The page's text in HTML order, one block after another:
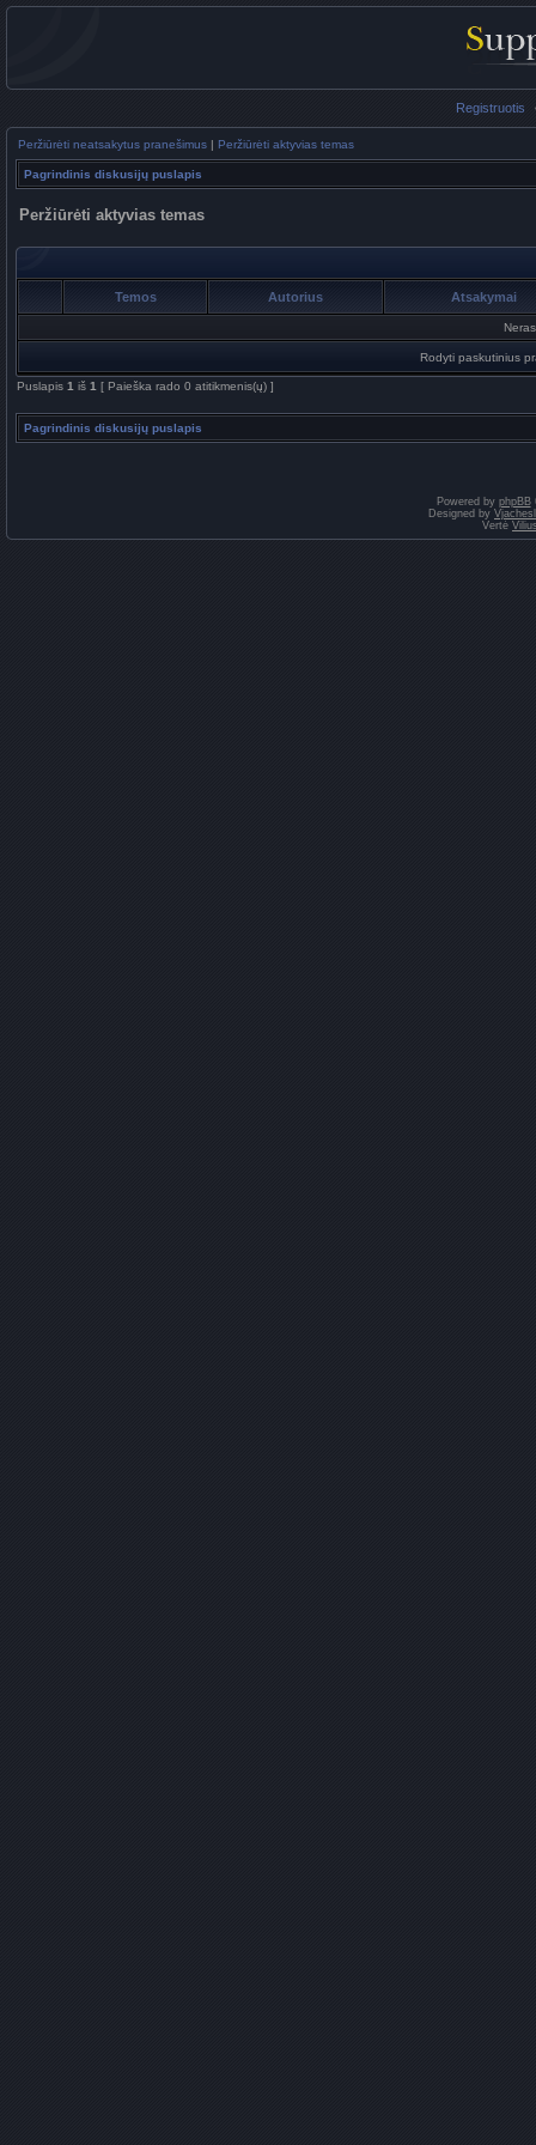
Registruotis
Peržiūrėti neatsakytus pranešimus | Peržiūrėti aktyvias temas
Pagrindinis diskusijų puslapis
Peržiūrėti aktyvias temas
Temos Autorius Atsakymai
Rodyti paskutinius
Puslapis 1 iš 1 [ Paieška rado 0 atitikmenis(ų) ]
Pagrindinis diskusijų puslapis
Powered by phpBB
Designed by
Vertė